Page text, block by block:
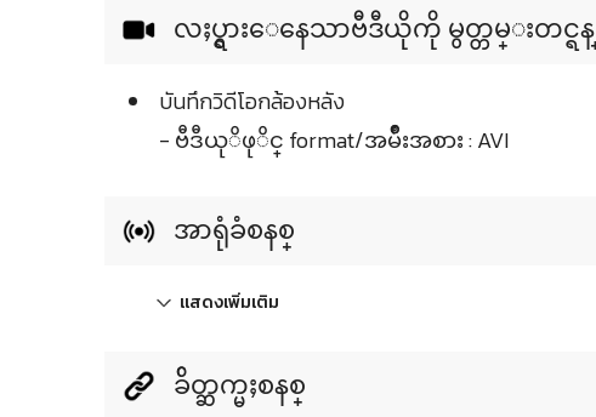
လႈပ္ရွားေနေသာဗီဒီယိုကို မွတ္တမ္းတင္ရန္
บันทึกวิดีโอกล้องหลัง
- ဗီဒီယုိဖုိင္ format/အမ်ဳိးအစား : AVI
အာရုံခံစနစ္
แสดงเพิ่มเติม
ခ်ိတ္ဆက္မႈစနစ္